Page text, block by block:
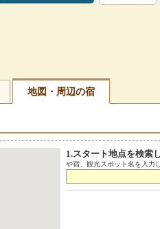
地図・周辺の宿
1.スタート地点を検索
や宿、観光スポット名を入力